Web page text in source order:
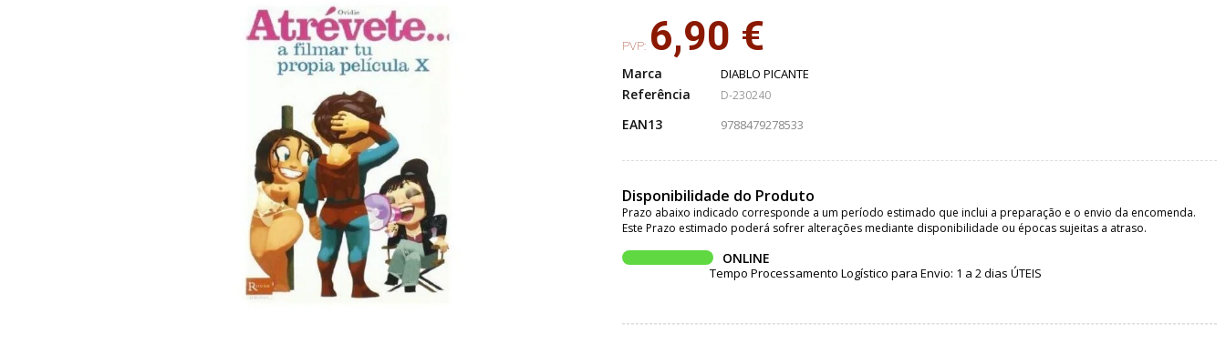
PVP: 6,90 €
Marca DIABLO PICANTE
Referência D-230240
EAN13 9788479278533
Disponibilidade do Produto
Prazo abaixo indicado corresponde a um período estimado que inclui a preparação e o envio da encomenda.
Este Prazo estimado poderá sofrer alterações mediante disponibilidade ou épocas sujeitas a atraso.
ONLINE
Tempo Processamento Logístico para Envio: 1 a 2 dias ÚTEIS